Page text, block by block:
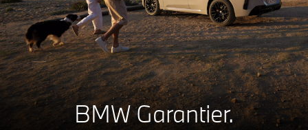
BMW Garantier.